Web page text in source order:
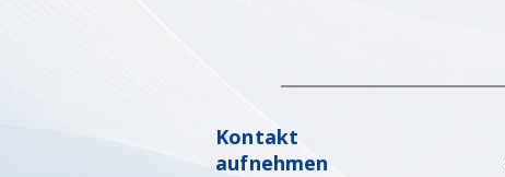
Kontakt
aufnehmen